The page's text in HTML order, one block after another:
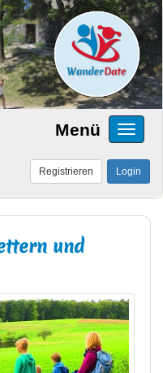
Menü
Login
Registrieren
und